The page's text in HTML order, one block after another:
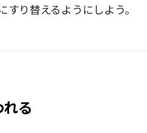
り替えるようにしよう。
る